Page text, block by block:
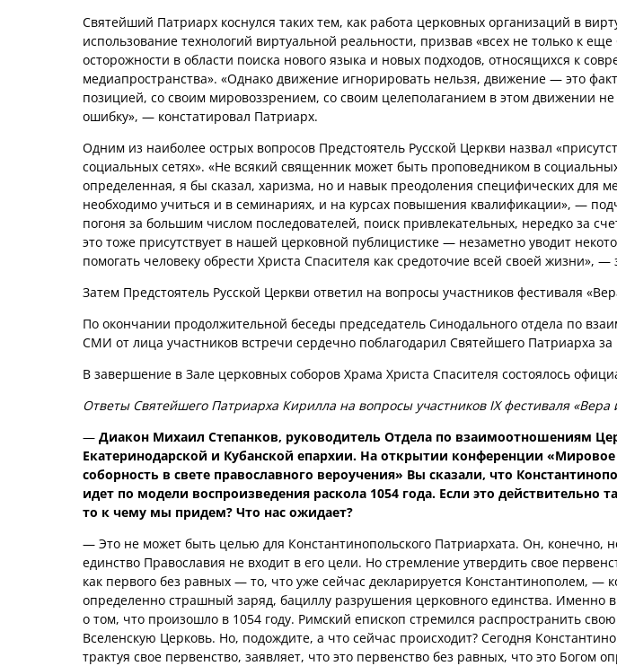
Святейший Патриарх коснулся таких тем, как работа церковных организаций в
использование технологий виртуальной реальности, призвав «всех не только к
осторожности в области поиска нового языка и новых подходов, относящихся к
медиапространства». «Однако движение игнорировать нельзя, движение — это
позицией, со своим мировоззрением, со своим целеполаганием в этом движении не
ошибку», — констатировал Патриарх.
Одним из наиболее острых вопросов Предстоятель Русской Церкви назвал
социальных сетях». «Не всякий священник может быть проповедником в
определенная, я бы сказал, харизма, но и навык преодоления специфических для
необходимо учиться и в семинариях, и на курсах повышения квалификации», —
погоня за большим числом последователей, поиск привлекательных, нередко за
это тоже присутствует в нашей церковной публицистике — незаметно уводит
помогать человеку обрести Христа Спасителя как средоточие всей своей жизни», —
Затем Предстоятель Русской Церкви ответил на вопросы участников фестиваля
По окончании продолжительной беседы председатель Синодального отдела по
СМИ от лица участников встречи сердечно поблагодарил Святейшего Патриарха
В завершение в Зале церковных соборов Храма Христа Спасителя состоялось
Ответы Святейшего Патриарха Кирилла на вопросы участников IX фестиваля «Вера
— Диакон Михаил Степанков, руководитель Отдела по взаимоотношениям
Екатеринодарской и Кубанской епархии. На открытии конференции «Мировое
соборность в свете православного вероучения» Вы сказали, что
идет по модели воспроизведения раскола 1054 года. Если это действительно
то к чему мы придем? Что нас ожидает?
— Это не может быть целью для Константинопольского Патриархата. Он, конечно,
единство Православия не входит в его цели. Но стремление утвердить свое
как первого без равных — то, что уже сейчас декларируется Константинополем, —
определенно страшный заряд, бациллу разрушения церковного единства. Именно
о том, что произошло в 1054 году. Римский епископ стремился распространить
Вселенскую Церковь. Но, подождите, а что сейчас происходит? Сегодня
трактуя свое первенство, заявляет, что это первенство без равных, что это Богом